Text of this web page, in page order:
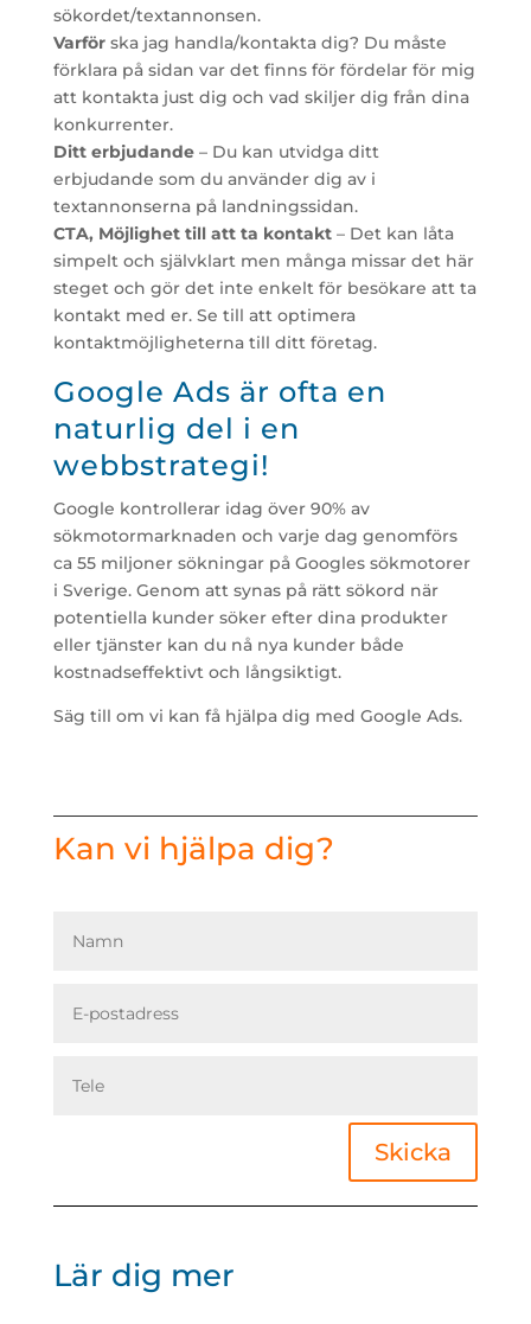
sökordet/textannonsen.
Varför ska jag handla/kontakta dig? Du måste
förklara på sidan var det finns för fördelar för mig
att kontakta just dig och vad skiljer dig från dina
konkurrenter.
Ditt erbjudande– Du kan utvidga ditt
erbjudande som du använder dig av i
textannonserna på landningssidan.
CTA, Möjlighet till att ta kontakt– Det kan låta
simpelt och självklart men många missar det här
steget och gör det inte enkelt för besökare att ta
kontakt med er. Se till att optimera
kontaktmöjligheterna till ditt företag.
Google Ads är ofta en
naturlig del i en
webbstrategi!
Google kontrollerar idag över 90% av
sökmotormarknaden och varje dag genomförs
ca 55 miljoner sökningar på Googles sökmotorer
i Sverige. Genom att synas på rätt sökord när
potentiella kunder söker efter dina produkter
eller tjänster kan du nå nya kunder både
kostnadseffektivt och långsiktigt.
Säg till om vi kan få hjälpa dig med Google Ads.
Kan vi hjälpa dig?
Skicka
Lär dig mer